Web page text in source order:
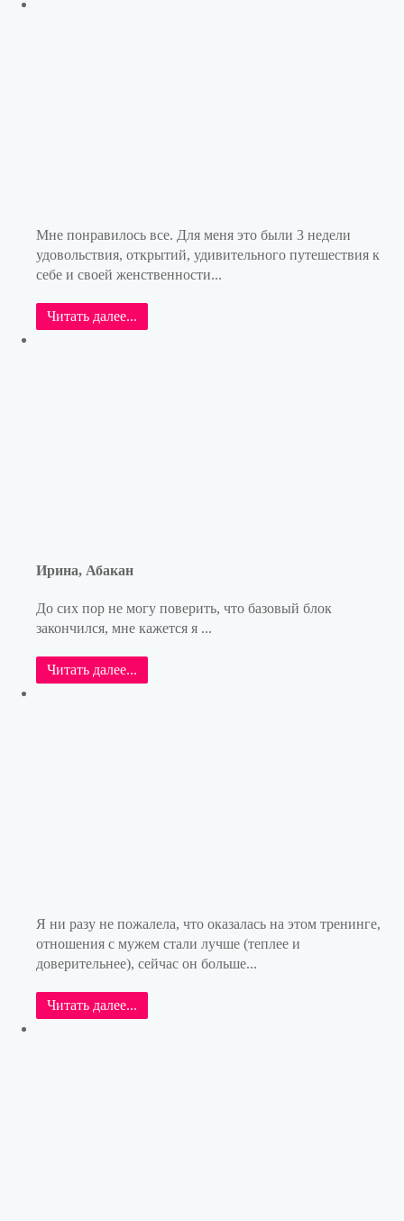
Мне понравилось все. Для меня это были 3 недели
удовольствия, открытий, удивительного путешествия к
себе и своей женственности...
Читать далее...
Ирина, Абакан
До сих пор не могу поверить, что базовый блок
закончился, мне кажется я ...
Читать далее...
Я ни разу не пожалела, что оказалась на этом тренинге,
отношения с мужем стали лучше (теплее и
доверительнее), сейчас он больше...
Читать далее...